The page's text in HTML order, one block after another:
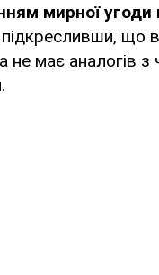
мирної угоди
підкресливши, що
не має аналогів з